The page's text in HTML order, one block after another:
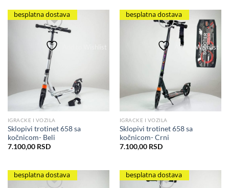
besplatna dostava
IGRACKE I VOZILA
Sklopivi trotinet 658 sa
kočnicom- Beli
7.100,00 RSD
besplatna dostava
Add to Wishlist
IGRACKE I VOZILA
Sklopivi trotinet 658 sa
kočnicom- Crni
7.100,00 RSD
besplatna dostava besplatna dostava